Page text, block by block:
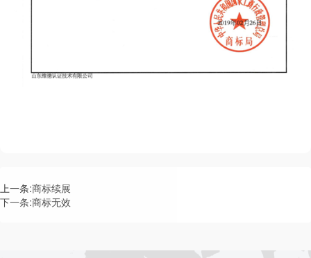
上一条:商标续展
下一条:商标无效